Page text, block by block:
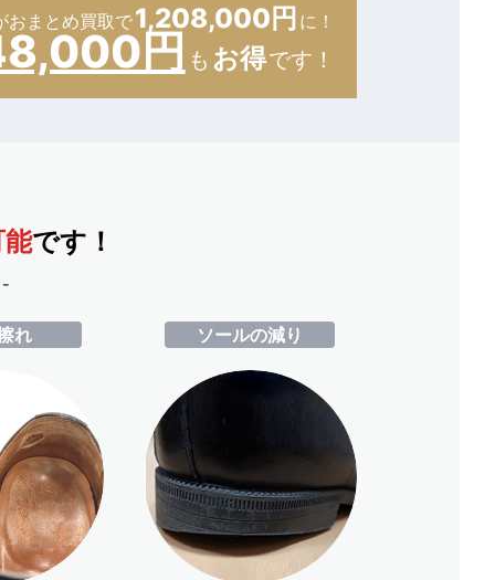
おまとめ買取で1,208,000円 に！
円 も お得です！
です！
-
れ ソールの減り